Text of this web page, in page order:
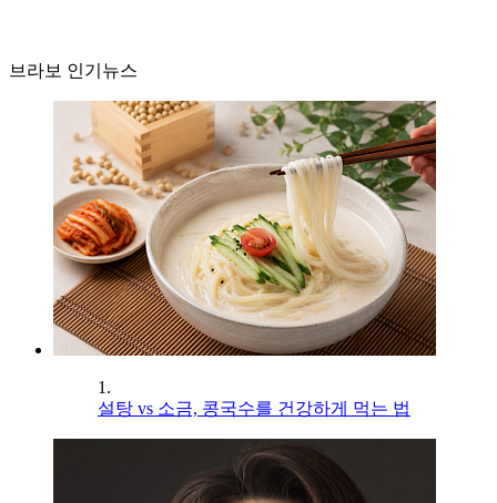
브라보 인기뉴스
1.
설탕 vs 소금, 콩국수를 건강하게 먹는 법